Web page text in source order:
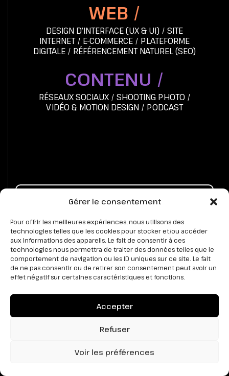
Gérer le consentement
Pour offrir les meilleures expériences, nous utilisons des
technologies telles que les cookies pour stocker et/ou accéder
aux informations des appareils. Le fait de consentir à ces
technologies nous permettra de traiter des données telles que le
comportement de navigation ou les ID uniques sur ce site. Le fait
de ne pas consentir ou de retirer son consentement peut avoir un
effet négatif sur certaines caractéristiques et fonctions.
Accepter
Refuser
Voir les préférences
WEB /
DESIGN D’INTERFACE (UX & UI) / SITE
INTERNET/ E-COMMERCE / PLATEFORME
DIGITALE / RÉFÉRENCEMENT NATUREL (SEO)
RÉSEAUX SOCIAUX/ SHOOTING PHOTO/
VIDÉO & MOTION DESIGN / PODCAST
CONTENU /
< PRÉCÉDENT
RETOUR
SUIVANT >
DES ATELIERS, DES CONFÉRENCES &